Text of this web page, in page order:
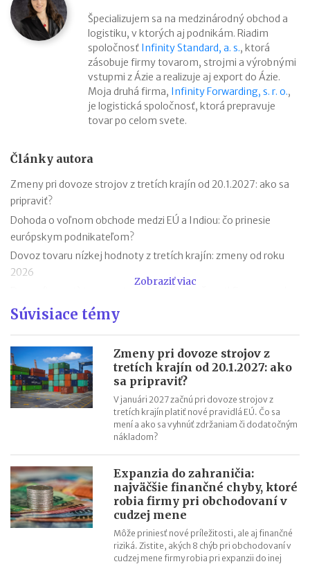
Špecializujem sa na medzinárodný obchod a
logistiku, v ktorých aj podnikám. Riadim
spoločnosť Infinity Standard, a. s., ktorá
zásobuje firmy tovarom, strojmi a výrobnými
vstupmi z Ázie a realizuje aj export do Ázie.
Moja druhá firma, Infinity Forwarding, s. r. o.,
je logistická spoločnosť, ktorá prepravuje
tovar po celom svete.
Články autora
Zmeny pri dovoze strojov z tretích krajín od 20.1.2027: ako sa
pripraviť?
Dohoda o voľnom obchode medzi EÚ a Indiou: čo prinesie
európskym podnikateľom?
Dovoz tovaru nízkej hodnoty z tretích krajín: zmeny od roku
2026
Poskytovatelia logistických služieb v medzinárodnej preprave
výstavy?
Dovoz strojov z Číny (Ázie): praktické tipy
Preprava nebezpečného tovaru v medzinárodnom obchode
Dovoz z Číny (Ázie) a reklamácie tovaru: ako postupovať?
Kontrola dovozu z Číny (Ázie): význam a priebeh
Zobraziť viac
Súvisiace témy
Zmeny pri dovoze strojov z
tretích krajín od 20.1.2027: ako
sa pripraviť?
V januári 2027 začnú pri dovoze strojov z
tretích krajín platiť nové pravidlá EÚ. Čo sa
mení a ako sa vyhnúť zdržaniam či dodatočným
nákladom?
Expanzia do zahraničia:
najväčšie finančné chyby, ktoré
robia firmy pri obchodovaní v
cudzej mene
Môže priniesť nové príležitosti, ale aj finančné
riziká. Zistite, akých 8 chýb pri obchodovaní v
cudzej mene firmy robia pri expanzii do inej